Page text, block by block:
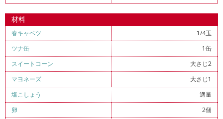
材料
春キャベツ
1/4玉
ツナ缶
1缶
スイートコーン
大さじ2
マヨネーズ
大さじ1
塩こしょう
適量
卵
2個